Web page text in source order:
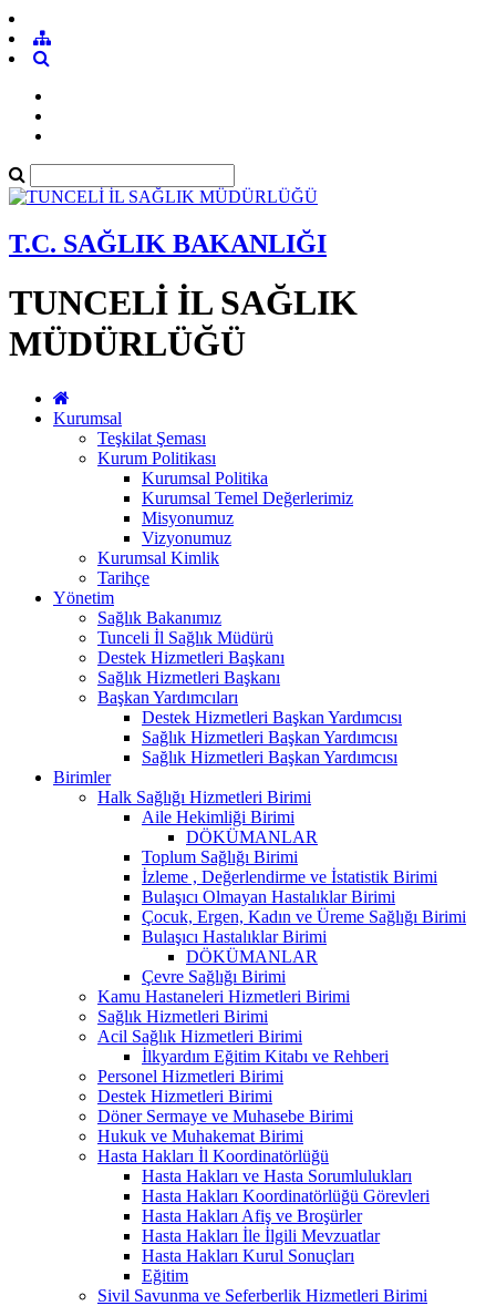
T.C. SAĞLIK BAKANLIĞI
TUNCELİ İL SAĞLIK
MÜDÜRLÜĞÜ
Kurumsal
Teşkilat Şeması
Kurum Politikası
Kurumsal Politika
Kurumsal Temel Değerlerimiz
Misyonumuz
Vizyonumuz
Kurumsal Kimlik
Tarihçe
Yönetim
Sağlık Bakanımız
Tunceli İl Sağlık Müdürü
Destek Hizmetleri Başkanı
Sağlık Hizmetleri Başkanı
Başkan Yardımcıları
Destek Hizmetleri Başkan Yardımcısı
Sağlık Hizmetleri Başkan Yardımcısı
Sağlık Hizmetleri Başkan Yardımcısı
Birimler
Halk Sağlığı Hizmetleri Birimi
Aile Hekimliği Birimi
DÖKÜMANLAR
Toplum Sağlığı Birimi
İzleme , Değerlendirme ve İstatistik Birimi
Bulaşıcı Olmayan Hastalıklar Birimi
Çocuk, Ergen, Kadın ve Üreme Sağlığı Birimi
Bulaşıcı Hastalıklar Birimi
DÖKÜMANLAR
Çevre Sağlığı Birimi
Kamu Hastaneleri Hizmetleri Birimi
Sağlık Hizmetleri Birimi
Acil Sağlık Hizmetleri Birimi
İlkyardım Eğitim Kitabı ve Rehberi
Personel Hizmetleri Birimi
Destek Hizmetleri Birimi
Döner Sermaye ve Muhasebe Birimi
Hukuk ve Muhakemat Birimi
Hasta Hakları İl Koordinatörlüğü
Hasta Hakları ve Hasta Sorumlulukları
Hasta Hakları Koordinatörlüğü Görevleri
Hasta Hakları Afiş ve Broşürler
Hasta Hakları İle İlgili Mevzuatlar
Hasta Hakları Kurul Sonuçları
Eğitim
Sivil Savunma ve Seferberlik Hizmetleri Birimi